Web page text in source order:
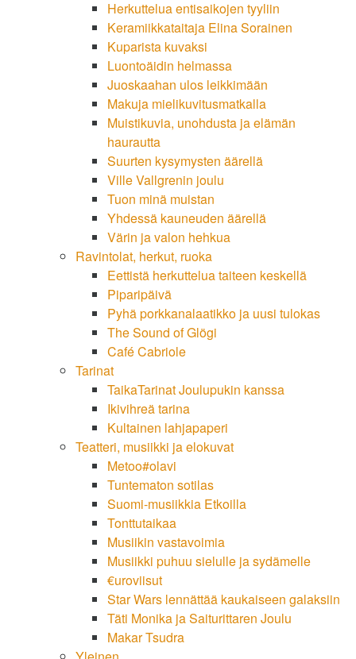
Herkuttelua entisaikojen tyyliin
Keramiikkataitaja Elina Sorainen
Kuparista kuvaksi
Luontoäidin helmassa
Juoskaahan ulos leikkimään
Makuja mielikuvitusmatkalla
Muistikuvia, unohdusta ja elämän
haurautta
Suurten kysymysten äärellä
Ville Vallgrenin joulu
Tuon minä muistan
Yhdessä kauneuden äärellä
Värin ja valon hehkua
Ravintolat, herkut, ruoka
Eettistä herkuttelua taiteen keskellä
Piparipäivä
Pyhä porkkanalaatikko ja uusi tulokas
The Sound of Glögi
Café Cabriole
Tarinat
TaikaTarinat Joulupukin kanssa
Ikivihreä tarina
Kultainen lahjapaperi
Teatteri, musiikki ja elokuvat
Metoo#olavi
Tuntematon sotilas
Suomi-musiikkia Etkoilla
Tonttutaikaa
Musiikin vastavoimia
Musiikki puhuu sielulle ja sydämelle
€uroviisut
Star Wars lennättää kaukaiseen galaksiin
Täti Monika ja Saiturittaren Joulu
Makar Tsudra